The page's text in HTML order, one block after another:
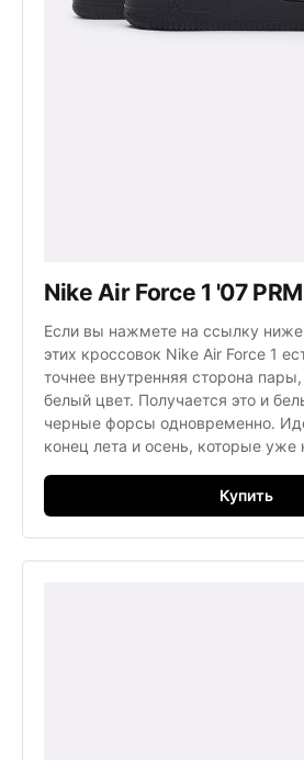
Nike Air Force 1 '07 PRM
Если вы нажмете на ссылку
этих кроссовок Nike Air Force 1
точнее внутренняя сторона
белый цвет. Получается это и
черные форсы одновременно.
конец лета и осень, которые уже
Купить